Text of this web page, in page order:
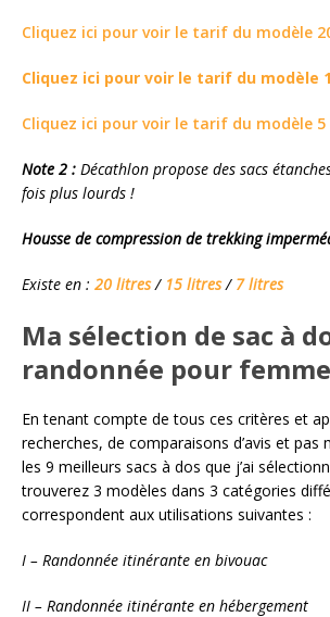
Cliquez ici pour voir le tarif du modèle
Cliquez ici pour voir le tarif du modèle
Cliquez ici pour voir le tarif du modèle 5
Note 2 : Décathlon propose des sacs
fois plus lourds !
Housse de compression de trekking
Existe en : 20 litres/ 15 litres/ 7 litres
Ma sélection de sac à
randonnée pour
En tenant compte de tous ces critères et
recherches, de comparaisons d’avis et pas
les 9 meilleurs sacs à dos que j’ai
trouverez 3 modèles dans 3 catégories
correspondent aux utilisations suivantes :
I – Randonnée itinérante en bivouac
II – Randonnée itinérante en hébergement